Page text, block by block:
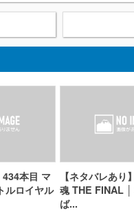
本目 マ
ルロイヤル
【ネタバレあり
魂 THE FINAL
ば...